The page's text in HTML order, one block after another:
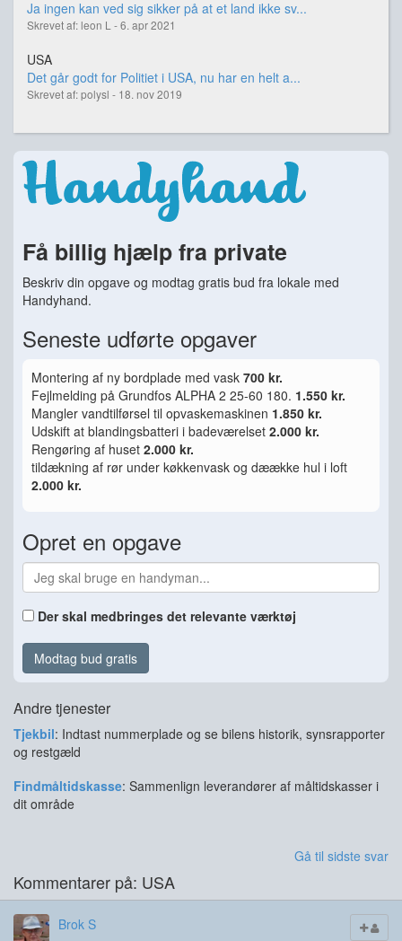
Ja ingen kan ved sig sikker på at et land ikke sv...
Skrevet af: leon L - 6. apr 2021
USA
Det går godt for Politiet i USA, nu har en helt a...
Skrevet af: polysl - 18. nov 2019
Få billig hjælp fra private
Beskriv din opgave og modtag gratis bud fra lokale med
Handyhand.
Seneste udførte opgaver
Montering af ny bordplade med vask 700 kr.
Fejlmelding på Grundfos ALPHA 2 25-60 180. 1.550 kr.
Mangler vandtilførsel til opvaskemaskinen 1.850 kr.
Udskift at blandingsbatteri i badeværelset 2.000 kr.
Rengøring af huset 2.000 kr.
tildækning af rør under køkkenvask og dæække hul i loft
2.000 kr.
Opret en opgave
Der skal medbringes det relevante værktøj
Modtag bud gratis
Andre tjenester
Tjekbil: Indtast nummerplade og se bilens historik, synsrapporter
og restgæld
Findmåltidskasse: Sammenlign leverandører af måltidskasser i
dit område
Gå til sidste svar
Kommentarer på: USA
Brok S